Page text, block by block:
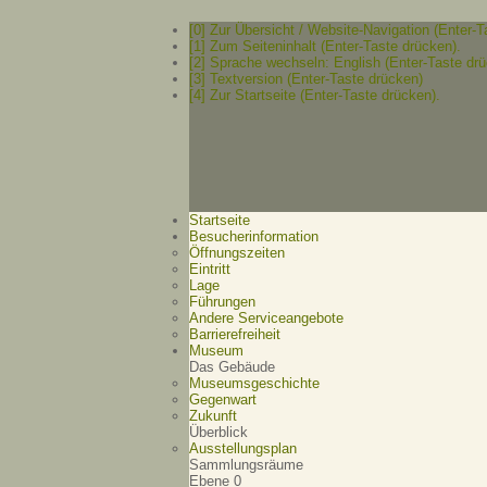
[0] Zur Übersicht / Website-Navigation (Enter-
[1] Zum Seiteninhalt (Enter-Taste drücken).
[2] Sprache wechseln: English (Enter-Taste
[3] Textversion (Enter-Taste drücken)
[4] Zur Startseite (Enter-Taste drücken).
Startseite
Besucherinformation
Öffnungszeiten
Eintritt
Lage
Führungen
Andere Serviceangebote
Barrierefreiheit
Museum
Das Gebäude
Museumsgeschichte
Gegenwart
Zukunft
Überblick
Ausstellungsplan
Sammlungsräume
Ebene 0